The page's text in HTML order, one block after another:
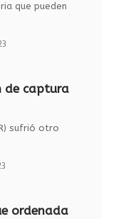
que pueden
de captura
sufrió otro
ordenada